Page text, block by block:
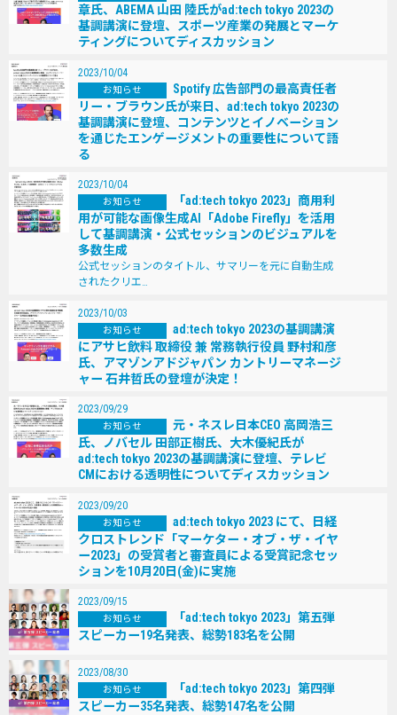
章⽒、ABEMA ⼭⽥ 陸⽒がad:tech tokyo 2023の
基調講演に登壇、スポーツ産業の発展とマーケ
ティングについてディスカッション
2023/10/04
お知らせ
Spotify 広告部⾨の最⾼責任者
リー・ブラウン⽒が来⽇、ad:tech tokyo 2023の
基調講演に登壇、コンテンツとイノベーション
を通じたエンゲージメントの重要性について語
る
2023/10/04
お知らせ
「ad:tech tokyo 2023」商⽤利
⽤が可能な画像⽣成AI「Adobe Firefly」を活⽤
して基調講演・公式セッションのビジュアルを
多数⽣成
公式セッションのタイトル、サマリーを元に⾃動⽣成
されたクリエ…
2023/10/03
お知らせ
ad:tech tokyo 2023の基調講演
にアサヒ飲料 取締役 兼 常務執⾏役員 野村和彦
⽒、アマゾンアドジャパン カントリーマネージ
ャー ⽯井哲⽒の登壇が決定！
2023/09/29
お知らせ
元・ネスレ⽇本CEO ⾼岡浩三
⽒、ノバセル ⽥部正樹⽒、⼤⽊優紀⽒が
ad:tech tokyo 2023の基調講演に登壇、テレビ
CMにおける透明性についてディスカッション
2023/09/20
お知らせ
ad:tech tokyo 2023 にて、⽇経
クロストレンド「マーケター・オブ・ザ・イヤ
ー2023」の受賞者と審査員による受賞記念セッ
ションを10⽉20⽇(⾦)に実施
2023/09/15
お知らせ
「ad:tech tokyo 2023」第五弾
スピーカー19名発表、総勢183名を公開
2023/08/30
お知らせ
「ad:tech tokyo 2023」第四弾
スピーカー35名発表、総勢147名を公開